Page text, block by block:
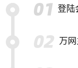
登陆
万